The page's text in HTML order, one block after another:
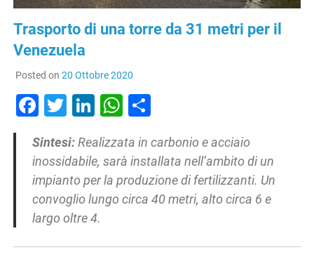
Trasporto di una torre da 31 metri per il
Venezuela
Posted on 20 Ottobre 2020
Facebook
Twitter
LinkedIn
WhatsApp
Sintesi:Realizzata in carbonio e acciaio
inossidabile, sarà installata nell’ambito di un
impianto per la produzione di fertilizzanti. Un
convoglio lungo circa 40 metri, alto circa 6 e
largo oltre 4.